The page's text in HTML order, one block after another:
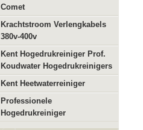
Comet
Krachtstroom Verlengkabels
380v-400v
Kent Hogedrukreiniger Prof.
Koudwater Hogedrukreinigers
Kent Heetwaterreiniger
Professionele
Hogedrukreiniger